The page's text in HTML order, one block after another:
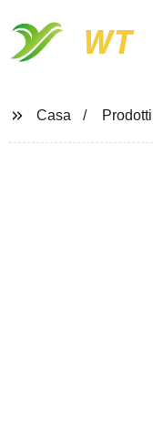
WT
Casa Prodotti